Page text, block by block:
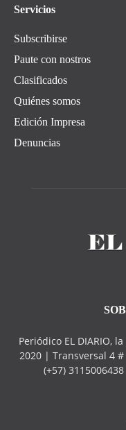
Servicios
Subscribirse
Paute con nostros
Clasificados
Quiénes somos
Edición Impresa
Denuncias
Periódico EL DIARIO,
2020 | Transversal 4
(+57)